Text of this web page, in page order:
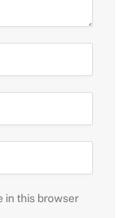
in this browser